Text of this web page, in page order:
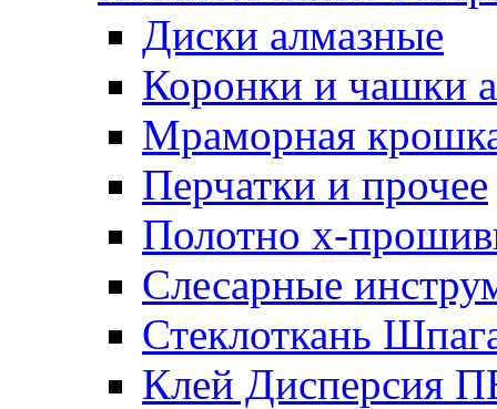
Диски алмазные
Коронки и чашки
Мраморная
Перчатки и прочее
Полотно х-
Слесарные
Стеклоткань
Клей Дисперсия